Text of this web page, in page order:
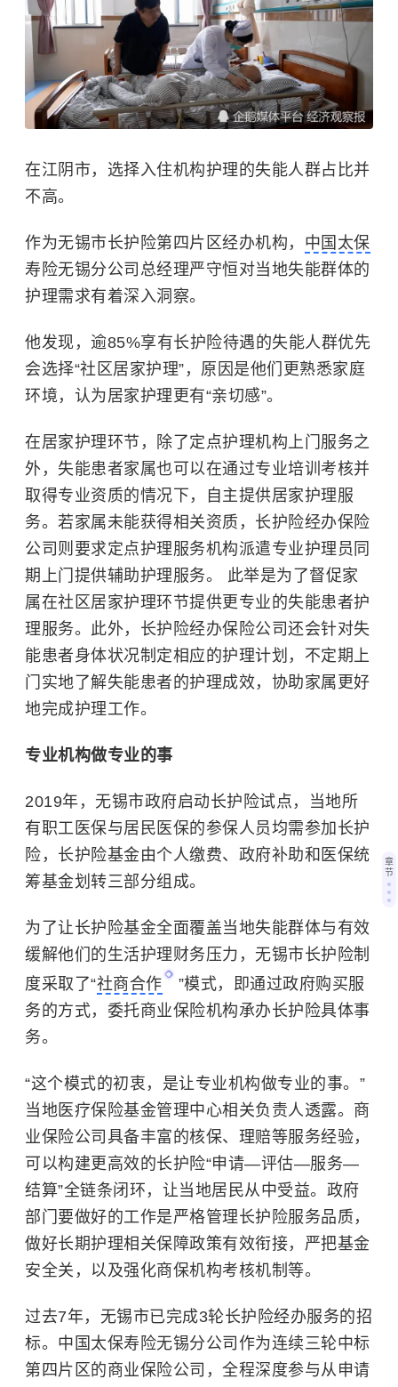
在江阴市，选择入住机构护理的失能人群占比并
不高。
作为无锡市长护险第四片区经办机构， 中国太保
寿险无锡分公司总经理严守恒对当地失能群体的
护理需求有着深入洞察。
他发现，逾85%享有长护险待遇的失能人群优先
会选择“社区居家护理”，原因是他们更熟悉家庭
环境，认为居家护理更有“亲切感”。
在居家护理环节，除了定点护理机构上门服务之
外，失能患者家属也可以在通过专业培训考核并
取得专业资质的情况下，自主提供居家护理服
务。若家属未能获得相关资质，长护险经办保险
公司则要求定点护理服务机构派遣专业护理员同
期上门提供辅助护理服务。 此举是为了督促家
属在社区居家护理环节提供更专业的失能患者护
理服务。此外，长护险经办保险公司还会针对失
能患者身体状况制定相应的护理计划，不定期上
门实地了解失能患者的护理成效，协助家属更好
地完成护理工作。
专业机构做专业的事
2019年，无锡市政府启动长护险试点，当地所
有职工医保与居民医保的参保人员均需参加长护
险，长护险基金由个人缴费、政府补助和医保统
筹基金划转三部分组成。
为了让长护险基金全面覆盖当地失能群体与有效
缓解他们的生活护理财务压力，无锡市长护险制
度采取了“社商合作
”模式，即通过政府购买服
务的方式，委托商业保险机构承办长护险具体事
务。
“这个模式的初衷，是让专业机构做专业的事。”
当地医疗保险基金管理中心相关负责人透露。商
业保险公司具备丰富的核保、理赔等服务经验，
可以构建更高效的长护险“申请—评估—服务—
结算”全链条闭环，让当地居民从中受益。政府
部门要做好的工作是严格管理长护险服务品质，
做好长期护理相关保障政策有效衔接，严把基金
安全关，以及强化商保机构考核机制等。
过去7年，无锡市已完成3轮长护险经办服务的招
标。中国太保寿险无锡分公司作为连续三轮中标
第四片区的商业保险公司，全程深度参与从申请
章
节